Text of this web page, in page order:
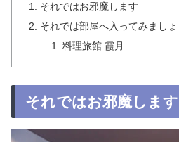
それではお邪魔します
それでは部屋へ入ってみましょ
料理旅館 霞月
それではお邪魔します